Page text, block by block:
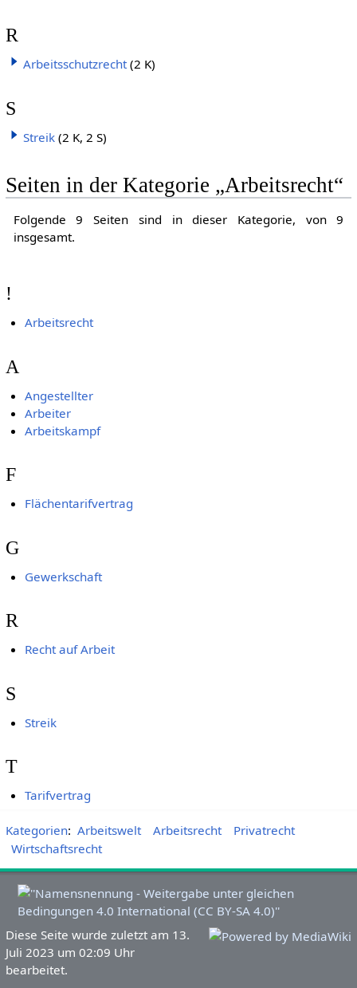
R
Arbeitsschutzrecht (2 K)
S
Streik (2 K, 2 S)
Seiten in der Kategorie „Arbeitsrecht“
Folgende 9 Seiten sind in dieser Kategorie, von 9
insgesamt.
!
Arbeitsrecht
A
Angestellter
Arbeiter
Arbeitskampf
F
Flächentarifvertrag
G
Gewerkschaft
R
Recht auf Arbeit
S
Streik
T
Tarifvertrag
Kategorien: Arbeitswelt Arbeitsrecht
Privatrecht
Wirtschaftsrecht
Diese Seite wurde zuletzt am 13.
Juli 2023 um 02:09 Uhr
bearbeitet.